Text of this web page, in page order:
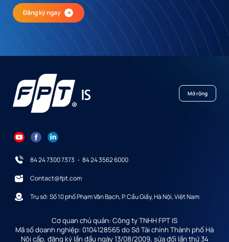
Đăng ký ngay
Mở rộng
84 24 7300 7373 - 84 24 3562 6000
Contact@fpt.com
Trụ sở: Số 10 phố Phạm Văn Bạch, P. Cầu Giấy, Hà Nội, Việt Nam
Cơ quan chủ quản: Công ty TNHH FPT IS
Mã số doanh nghiệp: 0104128565 do Sở Tài chính Thành phố Hà
Nội cấp, đăng ký lần đầu ngày 13/08/2009, sửa đổi lần thứ 34